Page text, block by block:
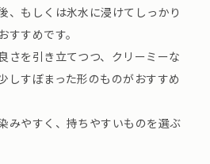
、もしくは氷水に浸けてしっかり
すすめです。
さを引き立てつつ、クリーミーな
しすぼまった形のものがおすすめ
みやすく、持ちやすいものを選ぶ